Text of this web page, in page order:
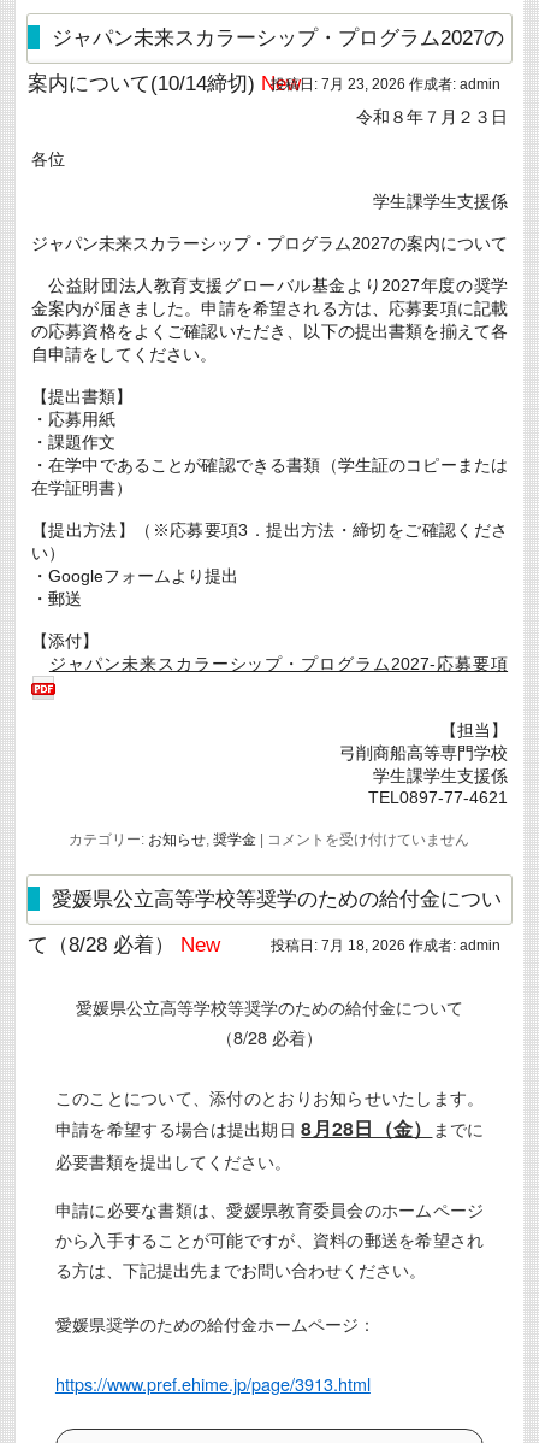
一
の
募
で)
New
ジャパン未来スカラーシップ・プログラム2027の
案内について(10/14締切) New
投稿日: 7月 23, 2026 作成者: admin
令和８年７月２３日
各位
学生課学生支援係
ジャパン未来スカラーシップ・プログラム2027の案内について
公益財団法人教育支援グローバル基金より2027年度の奨学
金案内が届きました。申請を希望される方は、応募要項に記載
の応募資格をよくご確認いただき、以下の提出書類を揃えて各
自申請をしてください。
【提出書類】
・応募用紙
・課題作文
・在学中であることが確認できる書類（学生証のコピーまたは
在学証明書）
【提出方法】（※応募要項3．提出方法・締切をご確認くださ
い）
・Googleフォームより提出
・郵送
【添付】
ジャパン未来スカラーシップ・プログラム2027-応募要項
【担当】
弓削商船高等専門学校
学生課学生支援係
TEL0897-77-4621
カテゴリー: お知らせ ,奨学金
ジ
パ
ン
未
来
ス
ー
シ
ッ
ロ
グ
ラ
2027
内
に
つ
い
締
コメントを受け付けていません
愛媛県公立高等学校等奨学のための給付金につい
て（8/28 必着） New 投稿日: 7月 18, 2026 作成者: admin
愛媛県公立高等学校等奨学のための給付金について
（8/28 必着）
このことについて、添付のとおりお知らせいたします。
申請を希望する場合は提出期日8月28日（金）
までに
必要書類を提出してください。
申請に必要な書類は、愛媛県教育委員会のホームページ
から入手することが可能ですが、資料の郵送を希望され
る方は、下記提出先までお問い合わせください。
愛媛県奨学のための給付金ホームページ：
https://www.pref.ehime.jp/page/3913.html